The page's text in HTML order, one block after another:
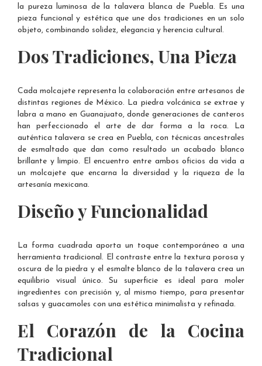
la pureza luminosa de la talavera blanca de Puebla. Es una
pieza funcional y estética que une dos tradiciones en un solo
objeto, combinando solidez, elegancia y herencia cultural.
Dos Tradiciones, Una Pieza
Cada molcajete representa la colaboración entre artesanos de
distintas regiones de México. La piedra volcánica se extrae y
labra a mano en Guanajuato, donde generaciones de canteros
han perfeccionado el arte de dar forma a la roca. La
auténtica talavera se crea en Puebla, con técnicas ancestrales
de esmaltado que dan como resultado un acabado blanco
brillante y limpio. El encuentro entre ambos oficios da vida a
un molcajete que encarna la diversidad y la riqueza de la
artesanía mexicana.
Diseño y Funcionalidad
La forma cuadrada aporta un toque contemporáneo a una
herramienta tradicional. El contraste entre la textura porosa y
oscura de la piedra y el esmalte blanco de la talavera crea un
equilibrio visual único. Su superficie es ideal para moler
ingredientes con precisión y, al mismo tiempo, para presentar
salsas y guacamoles con una estética minimalista y refinada.
El Corazón de la Cocina
Tradicional